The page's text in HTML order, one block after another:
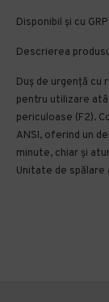
Disponibil și cu
Descrierea
Duș de urgență
pentru utilizare
periculoase (F2).
ANSI, oferind un
minute, chiar și
Unitate de